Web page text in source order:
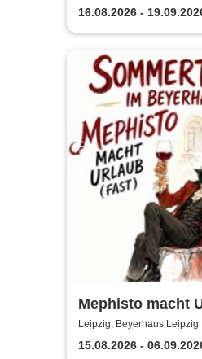
Abend
16.08.2026 -
Mephisto macht
- Sommertheater
Beyerhaus
Leipzig, Beyerhaus Leipzig
15.08.2026 -